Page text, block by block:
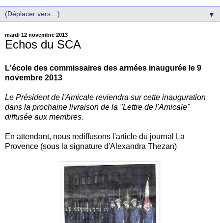
▼
mardi 12 novembre 2013
Echos du SCA
L'école des commissaires des armées inaugurée le 9
novembre 2013
Le Président de l'Amicale reviendra sur cette inauguration
dans la prochaine livraison de la "Lettre de l'Amicale"
diffusée aux membres.
En attendant, nous rediffusons l'article du journal La
Provence (sous la signature d'Alexandra Thezan)